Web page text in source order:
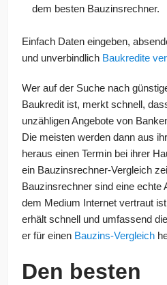
dem besten Bauzinsrechner.
Einfach Daten eingeben,
und unverbindlich Baukredite
Wer auf der Suche nach
Baukredit ist, merkt schnell,
unzähligen Angebote von
Die meisten werden dann aus
heraus einen Termin bei ihrer
ein Bauzinsrechner-Vergleich
Bauzinsrechner sind eine echte
dem Medium Internet vertraut
erhält schnell und umfassend
er für einen Bauzins-Vergleich
Den besten